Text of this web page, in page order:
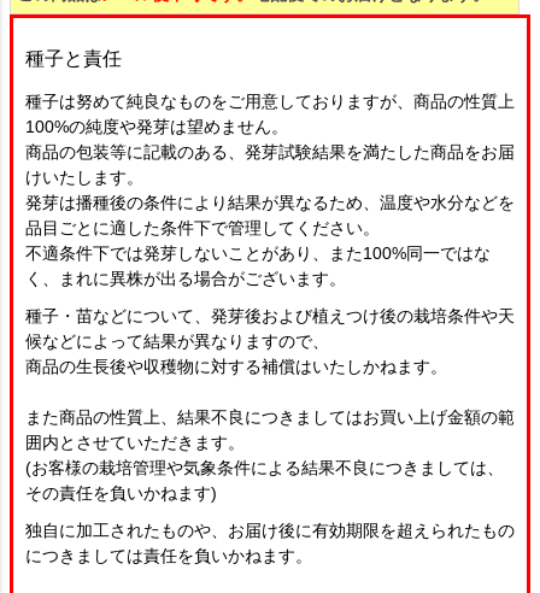
種子と責任
種子は努めて純良なものをご用意しておりますが、商品の性質上
100%の純度や発芽は望めません。
商品の包装等に記載のある、発芽試験結果を満たした商品をお届
けいたします。
発芽は播種後の条件により結果が異なるため、温度や水分などを
品目ごとに適した条件下で管理してください。
不適条件下では発芽しないことがあり、また100%同一ではな
く、まれに異株が出る場合がございます。
種子・苗などについて、発芽後および植えつけ後の栽培条件や天
候などによって結果が異なりますので、
商品の生長後や収穫物に対する補償はいたしかねます。
また商品の性質上、結果不良につきましてはお買い上げ金額の範
囲内とさせていただきます。
(お客様の栽培管理や気象条件による結果不良につきましては、
その責任を負いかねます)
独自に加工されたものや、お届け後に有効期限を超えられたもの
につきましては責任を負いかねます。